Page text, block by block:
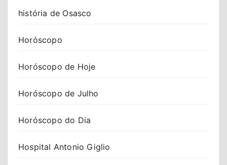
história de Osasco
Horóscopo
Horóscopo de Hoje
Horóscopo de Julho
Horóscopo do Dia
Hospital Antonio Giglio